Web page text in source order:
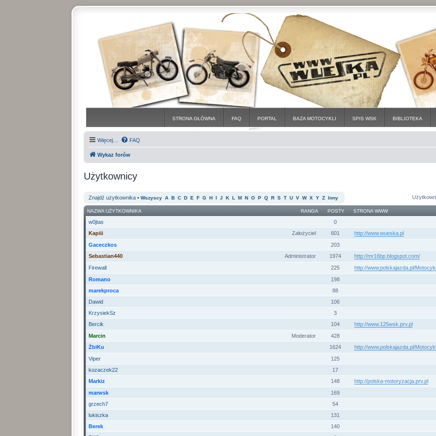
STRONA GŁÓWNA FAQ PORTAL BAZA MOTOCYKLI SPIS WSK BIBLIOTEKA
Więcej… FAQ
Wykaz forów
Użytkownicy
Znajdź użytkownika • Wszyscy A B C D E F G H I J K L M N O P Q R S T U V W X Y Z Inny
RANGA
NAZWA UŻYTKOWNIKA POSTY STRONA WWW
w0jtas 0
Założyciel
Kapiii 601 http://www.wueska.pl
Gaceczkos
203
Administrator
Sebastian440 1974 http://mr16bp.blogspot.com/
Firewall
225 http://www.polskajazda.pl/
Romano
198
marekproca
88
Dawid
106
KrzysiekSz
3
Bercik
104 http://www.125wsk.prv.pl
Moderator
Marcin 428
ŻbiKu
1624 http://www.polskajazda.pl/
Viper
125
kozaczek22
17
Markiz
148 http://polska-motoryzacja.prv.pl
marwsk
169
grzech7
54
lukiszka
131
Berek
140